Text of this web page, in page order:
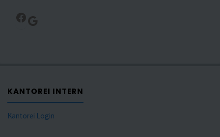
Facebook
Google
KANTOREI INTERN
Kantorei Login